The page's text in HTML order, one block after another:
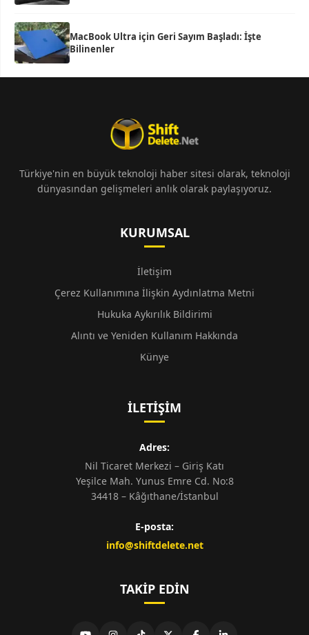
MacBook Ultra için Geri Sayım Başladı: İşte
Bilinenler
Türkiye'nin en büyük teknoloji haber sitesi olarak, teknoloji
dünyasından gelişmeleri anlık olarak paylaşıyoruz.
KURUMSAL
İletişim
Çerez Kullanımına İlişkin Aydınlatma Metni
Hukuka Aykırılık Bildirimi
Alıntı ve Yeniden Kullanım Hakkında
Künye
İLETIŞIM
Adres:
Nil Ticaret Merkezi – Giriş Katı
Yeşilce Mah. Yunus Emre Cd. No:8
34418 – Kâğıthane/İstanbul
E-posta:
info@shiftdelete.net
TAKIP EDIN